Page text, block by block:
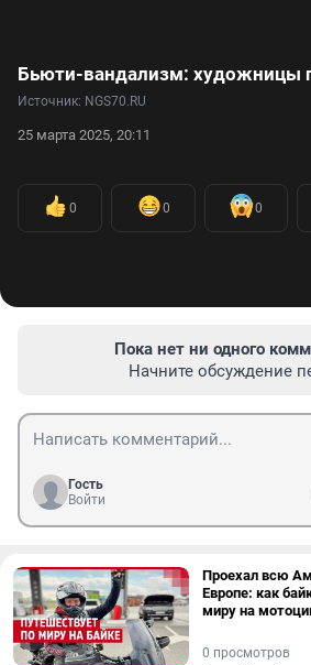
Источник: NGS70.RU
25 марта 2025, 20:11
0 0 0
Пока нет ни одного
Начните обсуждение
Гость
Войти
Проехал всю
Европе: как
миру на
0 просмотров